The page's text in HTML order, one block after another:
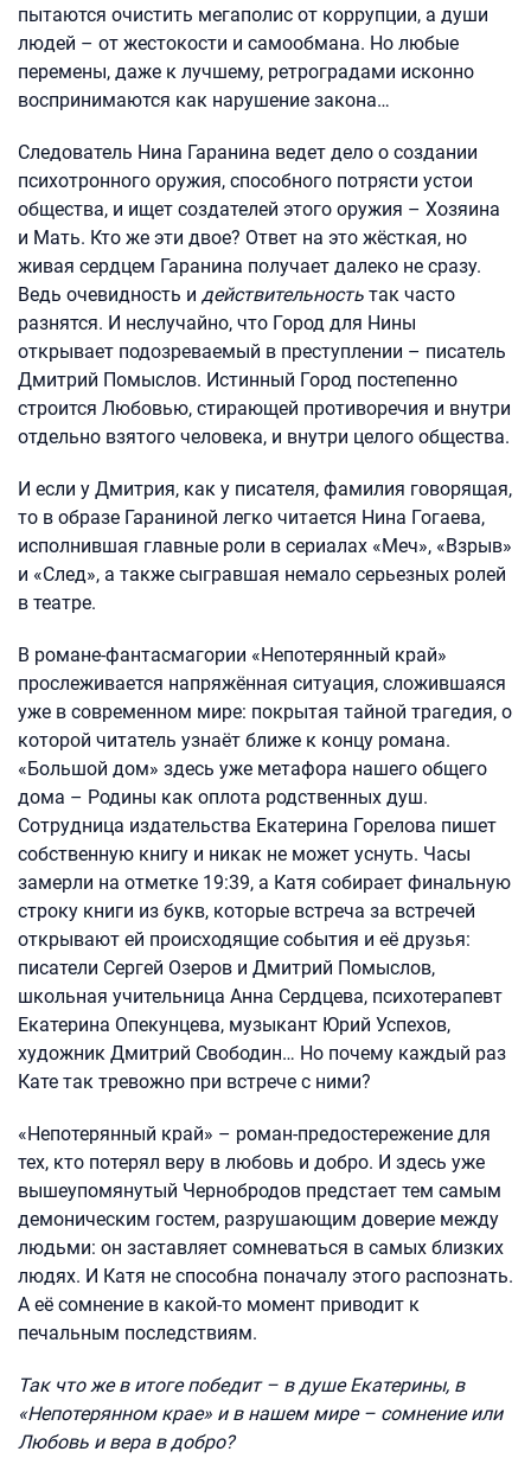
пытаются очистить мегаполис от коррупции, а души
людей – от жестокости и самообмана. Но любые
перемены, даже к лучшему, ретроградами исконно
воспринимаются как нарушение закона…
Следователь Нина Гаранина ведет дело о создании
психотронного оружия, способного потрясти устои
общества, и ищет создателей этого оружия – Хозяина
и Мать. Кто же эти двое? Ответ на это жёсткая, но
живая сердцем Гаранина получает далеко не сразу.
Ведь очевидность и действительность так часто
разнятся. И неслучайно, что Город для Нины
открывает подозреваемый в преступлении – писатель
Дмитрий Помыслов. Истинный Город постепенно
строится Любовью, стирающей противоречия и внутри
отдельно взятого человека, и внутри целого общества.
И если у Дмитрия, как у писателя, фамилия говорящая,
то в образе Гараниной легко читается Нина Гогаева,
исполнившая главные роли в сериалах «Меч», «Взрыв»
и «След», а также сыгравшая немало серьезных ролей
в театре.
В романе-фантасмагории «Непотерянный край»
прослеживается напряжённая ситуация, сложившаяся
уже в современном мире: покрытая тайной трагедия, о
которой читатель узнаёт ближе к концу романа.
«Большой дом» здесь уже метафора нашего общего
дома – Родины как оплота родственных душ.
Сотрудница издательства Екатерина Горелова пишет
собственную книгу и никак не может уснуть. Часы
замерли на отметке 19:39, а Катя собирает финальную
строку книги из букв, которые встреча за встречей
открывают ей происходящие события и её друзья:
писатели Сергей Озеров и Дмитрий Помыслов,
школьная учительница Анна Сердцева, психотерапевт
Екатерина Опекунцева, музыкант Юрий Успехов,
художник Дмитрий Свободин… Но почему каждый раз
Кате так тревожно при встрече с ними?
«Непотерянный край» – роман-предостережение для
тех, кто потерял веру в любовь и добро. И здесь уже
вышеупомянутый Чернобродов предстает тем самым
демоническим гостем, разрушающим доверие между
людьми: он заставляет сомневаться в самых близких
людях. И Катя не способна поначалу этого распознать.
А её сомнение в какой-то момент приводит к
печальным последствиям.
Так что же в итоге победит – в душе Екатерины, в
«Непотерянном крае» и в нашем мире – сомнение или
Любовь и вера в добро?